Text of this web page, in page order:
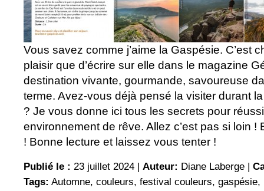
Vous savez comme j’aime la Gaspésie. C’est
plaisir que d’écrire sur elle dans le magazine
destination vivante, gourmande, savoureuse
terme. Avez-vous déjà pensé la visiter durant
? Je vous donne ici tous les secrets pour
environnement de rêve. Allez c’est pas si loin !
! Bonne lecture et laissez vous tenter !
Publié le : 23 juillet 2024 | Auteur: Diane Laberge |
Tags: Automne, couleurs, festival couleurs, gaspésie,